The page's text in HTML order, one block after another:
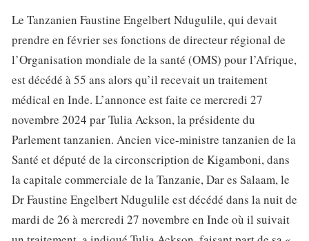
Le Tanzanien Faustine Engelbert Ndugulile, qui devait
prendre en février ses fonctions de directeur régional de
l’Organisation mondiale de la santé (OMS) pour l’Afrique,
est décédé à 55 ans alors qu’il recevait un traitement
médical en Inde. L’annonce est faite ce mercredi 27
novembre 2024 par Tulia Ackson, la présidente du
Parlement tanzanien. Ancien vice-ministre tanzanien de la
Santé et député de la circonscription de Kigamboni, dans
la capitale commerciale de la Tanzanie, Dar es Salaam, le
Dr Faustine Engelbert Ndugulile est décédé dans la nuit de
mardi de 26 à mercredi 27 novembre en Inde où il suivait